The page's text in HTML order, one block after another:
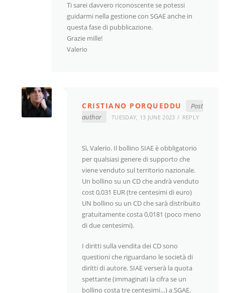
Ti sarei davvero riconoscente se potessi
guidarmi nella gestione con SGAE anche in
questa fase di pubblicazione.
Grazie mille!
Valerio
CRISTIANO PORQUEDDU
Post
author
TUESDAY, 13 JUNE 2023 REPLY
Sì, Valerio. Il bollino SIAE è obbligatorio
per qualsiasi genere di supporto che
viene venduto sul territorio nazionale.
Un bollino su un CD che andrà venduto
cost 0,031 EUR (tre centesimi di euro)
UN bollino su un CD che sarà distribuito
gratuitamente costa 0,0181 (poco meno
di due centesimi).
I diritti sulla vendita dei CD sono
questioni che riguardano le società di
diritti di autore. SIAE verserà la quota
spettante (immaginati la cifra se un
bollino costa tre centesimi…) a SGAE.